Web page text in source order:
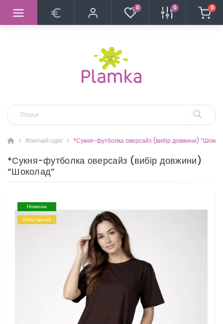
0 0 0
Жіночий одяг *Сукня-футболка оверсайз (вибір довжини)
*Сукня-футболка оверсайз (вибір довжини)
“Шоколад”
Новинка
Популярний